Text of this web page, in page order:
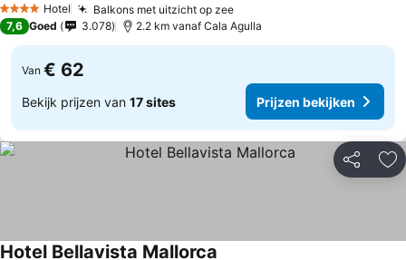
4 SterrenHotel Balkons met uitzicht op zee
7,6 Goed 3.078 2.2 km vanaf Cala Agulla
Van € 62
Bekijk prijzen van 17 sites Prijzen bekijken
Delen
Hotel Bellavista Mallorca